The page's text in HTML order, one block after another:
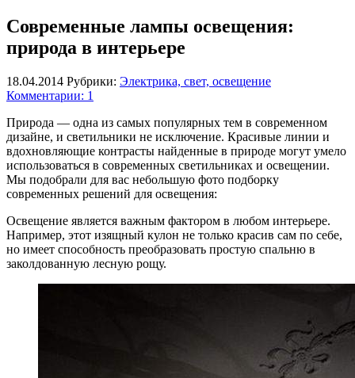
Современные лампы освещения:
природа в интерьере
18.04.2014 Рубрики: Электрика, свет, освещение
Комментарии: 1
Природа — одна из самых популярных тем в современном
дизайне, и светильники не исключение. Красивые линии и
вдохновляющие контрасты найденные в природе могут умело
использоваться в современных светильниках и освещении.
Мы подобрали для вас небольшую фото подборку
современных решений для освещения:
Освещение является важным фактором в любом интерьере.
Например, этот изящный кулон не только красив сам по себе,
но имеет способность преобразовать простую спальню в
заколдованную лесную рощу.